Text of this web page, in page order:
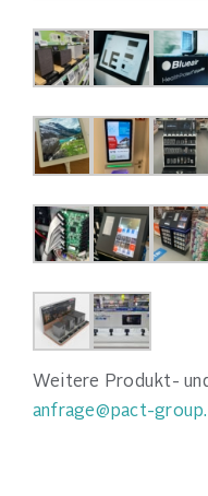
Weitere Produkt-
anfrage@pact-